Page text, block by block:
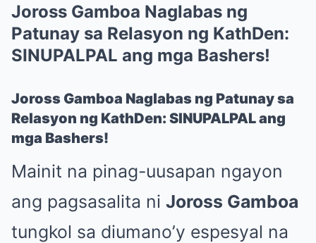
Joross Gamboa Naglabas ng
Patunay sa Relasyon ng KathDen:
SINUPALPAL ang mga Bashers!
Joross Gamboa Naglabas ng Patunay sa
Relasyon ng KathDen: SINUPALPAL ang
mga Bashers!
Mainit na pinag-uusapan ngayon
ang pagsasalita ni Joross Gamboa
tungkol sa diumano’y espesyal na